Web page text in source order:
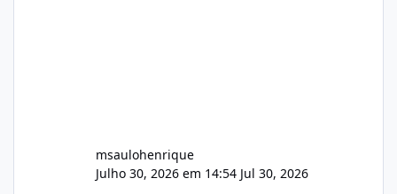
msaulohenrique
Julho 30, 2026 em 14:54 Jul 30, 2026